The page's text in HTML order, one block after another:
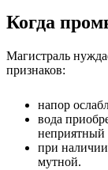
Когда
Магистраль
признаков:
напор
вода
неприятный
при
мутной.